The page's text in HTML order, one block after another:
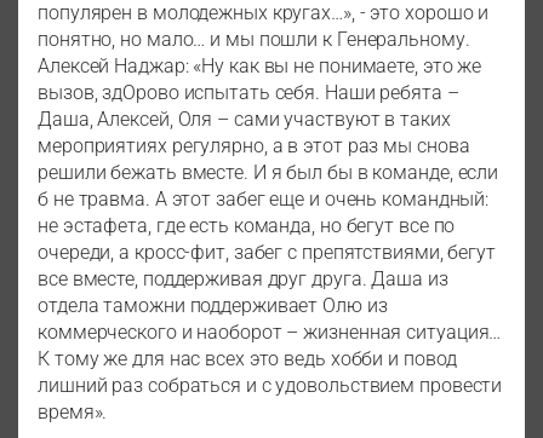
популярен в молодежных кругах…», - это хорошо и
понятно, но мало… и мы пошли к Генеральному.
Алексей Наджар: «Ну как вы не понимаете, это же
вызов, здОрово испытать себя. Наши ребята –
Даша, Алексей, Оля – сами участвуют в таких
мероприятиях регулярно, а в этот раз мы снова
решили бежать вместе. И я был бы в команде, если
б не травма. А этот забег еще и очень командный:
не эстафета, где есть команда, но бегут все по
очереди, а кросс-фит, забег с препятствиями, бегут
все вместе, поддерживая друг друга. Даша из
отдела таможни поддерживает Олю из
коммерческого и наоборот – жизненная ситуация…
К тому же для нас всех это ведь хобби и повод
лишний раз собраться и с удовольствием провести
время».